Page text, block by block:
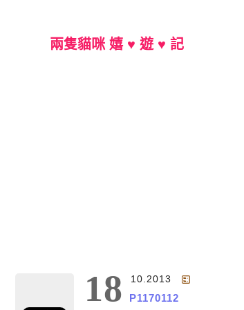
兩隻貓咪 嬉 ♥ 遊 ♥ 記
18 10.2013
P1170112